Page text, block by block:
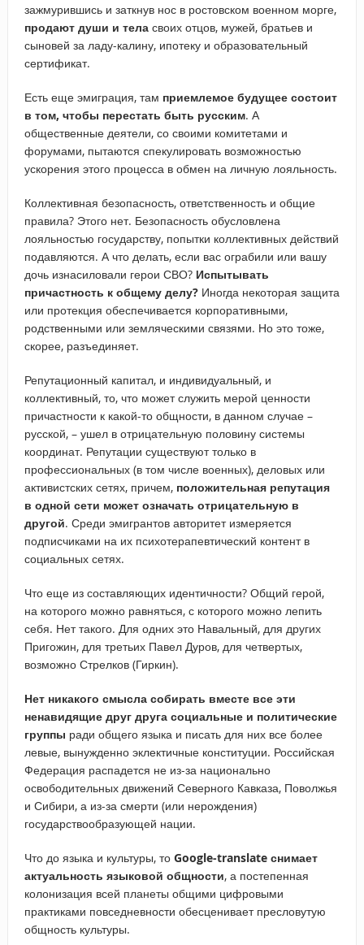
зажмурившись и заткнув нос в ростовском военном морге,
продают души и теласвоих отцов, мужей, братьев и
сыновей за ладу-калину, ипотеку и образовательный
сертификат.
Есть еще эмиграция, там приемлемое будущее состоит
в том, чтобы перестать быть русским. А
общественные деятели, со своими комитетами и
форумами, пытаются спекулировать возможностью
ускорения этого процесса в обмен на личную лояльность.
Коллективная безопасность, ответственность и общие
правила? Этого нет. Безопасность обусловлена
лояльностью государству, попытки коллективных действий
подавляются. А что делать, если вас ограбили или вашу
дочь изнасиловали герои СВО? Испытывать
причастность к общему делу? Иногда некоторая защита
или протекция обеспечивается корпоративными,
родственными или земляческими связями. Но это тоже,
скорее, разъединяет.
Репутационный капитал, и индивидуальный, и
коллективный, то, что может служить мерой ценности
причастности к какой-то общности, в данном случае –
русской, – ушел в отрицательную половину системы
координат. Репутации существуют только в
профессиональных (в том числе военных), деловых или
активистских сетях, причем, положительная репутация
в одной сети может означать отрицательную в
другой. Среди эмигрантов авторитет измеряется
подписчиками на их психотерапевтический контент в
социальных сетях.
Что еще из составляющих идентичности? Общий герой,
на которого можно равняться, с которого можно лепить
себя. Нет такого. Для одних это Навальный, для других
Пригожин, для третьих Павел Дуров, для четвертых,
возможно Стрелков (Гиркин).
Нет никакого смысла собирать вместе все эти
ненавидящие друг друга социальные и политические
группы ради общего языка и писать для них все более
левые, вынужденно эклектичные конституции. Российская
Федерация распадется не из-за национально
освободительных движений Северного Кавказа, Поволжья
и Сибири, а из-за смерти (или нерождения)
государствообразующей нации.
Что до языка и культуры, то Google-translate снимает
актуальность языковой общности, а постепенная
колонизация всей планеты общими цифровыми
практиками повседневности обесценивает пресловутую
общность культуры.